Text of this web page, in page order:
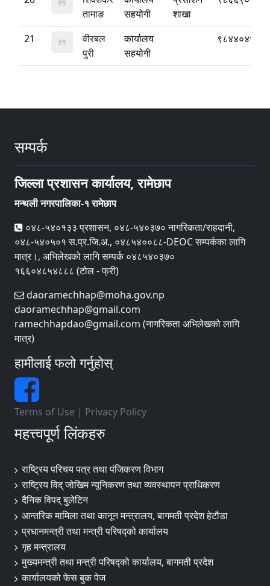
तामाङ
सहयोगी
शाखा
21
वीरबल
पुरी
कार्यालय
सहयोगी
सम्पर्क
जिल्ला प्रशासन कार्यालय, रामेछाप
मन्थली नगरपालिका-१ रामेछाप
०४८-५४०१३३ प्रशासन, ०४८-५४०३७० नागरिकता/राहदानी,
०४८-५४०५०१ स.प्र.जि.अ., ०४८५४००८८-DEOC सम्पर्कका लागि
मात्र।, अभिलेखको लागि सम्पर्क ०४८५४०३७०
१६६०४८५४८८८ (टोल - फ्री)
daoramechhap@moha.gov.np
daoramechhap@gmail.com
ramechhapdao@gmail.com (नागरिकता अभिलेखको लागि
मात्र)
हामीलाई फलो गर्नुहोस्
Terms of Use | Privacy Policy
महत्त्वपूर्ण लिंकहरु
राष्ट्रिय परिचय पत्र तथा पंजिकरण विभाग
राष्ट्रिय विद् जोखिम न्यूनिकरण तथा व्यवस्थापन प्राधिकरण
दैनिक विपद् बुलेटिन
आन्तरिक मामिला तथा कानून मन्त्रालय, बागमती प्रदेश हेटौडा
प्रधानमन्त्री तथा मन्त्री परिषद्को कार्यालय
गृह मन्त्रालय
मुख्यमन्त्री तथा मन्त्री परिषद्को कार्यालय, बागमती प्रदेश
कार्यालयको फेस बुक पेज